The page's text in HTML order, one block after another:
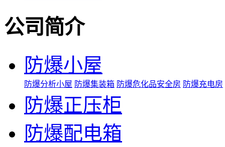
公司简介
防爆小屋
防爆分析小屋 防爆集装箱 防爆危化品安全房 防爆充电房
防爆正压柜
防爆配电箱